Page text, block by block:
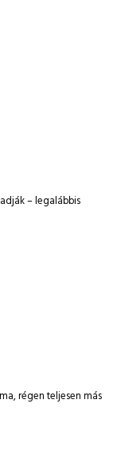
– legalábbis
régen teljesen más